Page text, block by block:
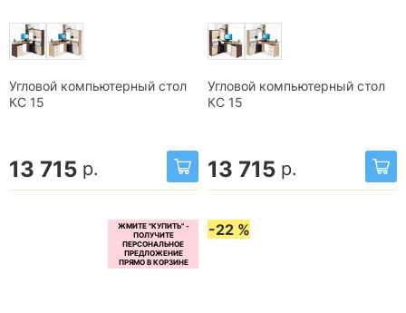
Угловой компьютерный стол
КС 15
13 715 р.
Угловой компьютерный стол
КС 15
13 715 р.
-22 %